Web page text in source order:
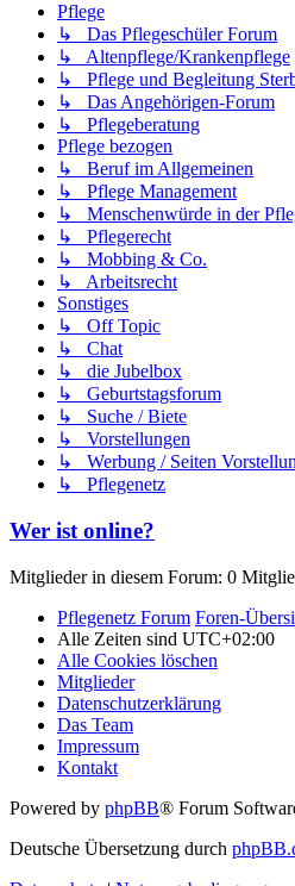
Pflege
↳ Das Pflegeschüler Forum
↳ Altenpflege/Krankenpflege
↳ Pflege und Begleitung
↳ Das Angehörigen-Forum
↳ Pflegeberatung
Pflege bezogen
↳ Beruf im Allgemeinen
↳ Pflege Management
↳ Menschenwürde in der
↳ Pflegerecht
↳ Mobbing & Co.
↳ Arbeitsrecht
Sonstiges
↳ Off Topic
↳ Chat
↳ die Jubelbox
↳ Geburtstagsforum
↳ Suche / Biete
↳ Vorstellungen
↳ Werbung / Seiten
↳ Pflegenetz
Wer ist online?
Mitglieder in diesem Forum: 0
Pflegenetz Forum Foren-
Alle Zeiten sind UTC+02:00
Alle Cookies löschen
Mitglieder
Datenschutzerklärung
Das Team
Impressum
Kontakt
Powered by phpBB® Forum
Deutsche Übersetzung durch